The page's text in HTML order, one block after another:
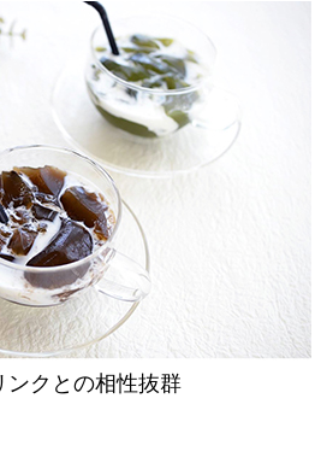
クとの相性抜群